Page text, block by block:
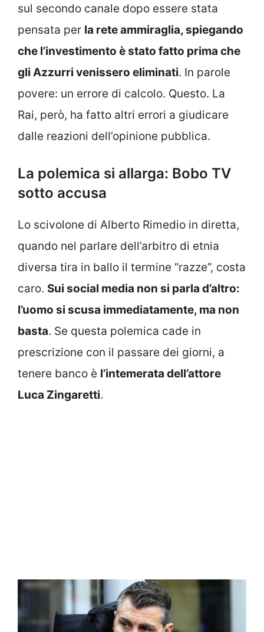
sul secondo canale dopo essere stata
pensata per la rete ammiraglia, spiegando
che l’investimento è stato fatto prima che
gli Azzurri venissero eliminati. In parole
povere: un errore di calcolo. Questo. La
Rai, però, ha fatto altri errori a giudicare
dalle reazioni dell’opinione pubblica.
La polemica si allarga: Bobo TV
sotto accusa
Lo scivolone di Alberto Rimedio in diretta,
quando nel parlare dell’arbitro di etnia
diversa tira in ballo il termine “razze”, costa
caro. Sui social media non si parla d’altro:
l’uomo si scusa immediatamente, ma non
basta. Se questa polemica cade in
prescrizione con il passare dei giorni, a
tenere banco è l’intemerata dell’attore
Luca Zingaretti.